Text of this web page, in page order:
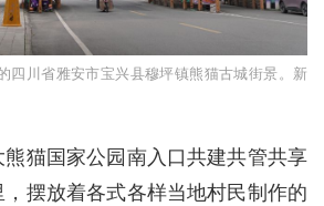
四川省雅安市宝兴县穆坪镇熊猫古城街景。新
猫国家公园南入口共建共管共享
摆放着各式各样当地村民制作的